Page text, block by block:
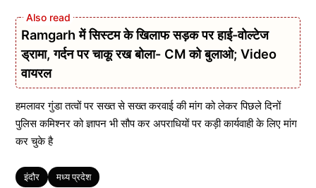
Ramgarh में सिस्टम के खिलाफ सड़क पर हाई-वोल्टेज
ड्रामा, गर्दन पर चाकू रख बोला- CM को बुलाओ; Video
वायरल
हमलावर गुंडा तत्वों पर सख्त से सख्त करवाई की मांग को लेकर पिछले दिनों
पुलिस कमिश्नर को ज्ञापन भी सौप कर अपराधियों पर कड़ी कार्यवाही के लिए मांग
कर चुके है
Tags
इंदौर मध्य प्रदेश